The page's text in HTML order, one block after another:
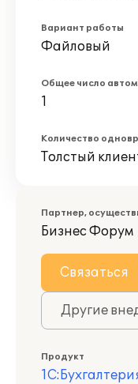
Вариант работы
Файловый
Общее число
1
Количество
Толстый
Партнер,
Бизнес Форум
Связаться
Другие
Продукт